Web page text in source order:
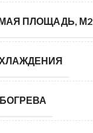
ПЛОЩАДЬ, М2